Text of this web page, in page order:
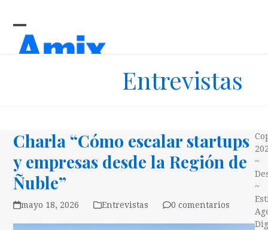
Open
mobile
Close
mobile
Entrevistas
Charla “Cómo escalar startups
y empresas desde la Región de
Ñuble”
mayo 18, 2026 Entrevistas 0 comentarios
~
~